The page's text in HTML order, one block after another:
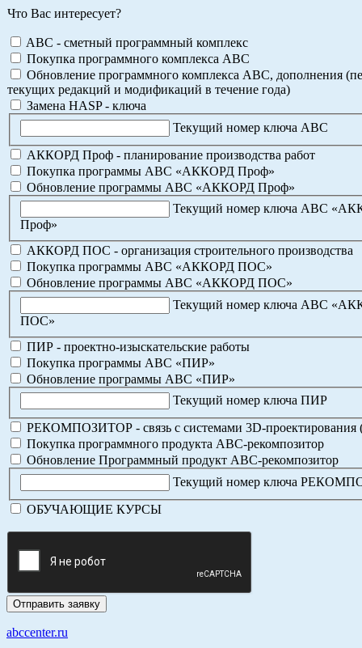
Что Вас интересует?
ABC - сметный программный комплекс
Покупка программного комплекса АВС
Обновление программного комплекса АВС, дополнения
текущих редакций и модификаций в течение года)
Замена HASP - ключа
Текущий номер ключа АВС
АККОРД Проф - планирование производства работ
Покупка программы АВС «АККОРД Проф»
Обновление программы АВС «АККОРД Проф»
Текущий номер ключа АВС
Проф»
АККОРД ПОС - организация строительного производства
Покупка программы АВС «АККОРД ПОС»
Обновление программы АВС «АККОРД ПОС»
Текущий номер ключа АВС
ПОС»
ПИР - проектно-изыскательские работы
Покупка программы АВС «ПИР»
Обновление программы АВС «ПИР»
Текущий номер ключа ПИР
РЕКОМПОЗИТОР - связь с системами 3D-проектирования
Покупка программного продукта АВС-рекомпозитор
Обновление Программный продукт АВС-рекомпозитор
Текущий номер ключа
ОБУЧАЮЩИЕ КУРСЫ
abccenter.ru